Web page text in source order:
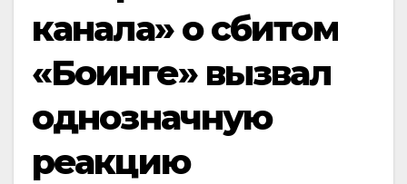
канала» о сбитом
«Боинге» вызвал
однозначную
реакцию